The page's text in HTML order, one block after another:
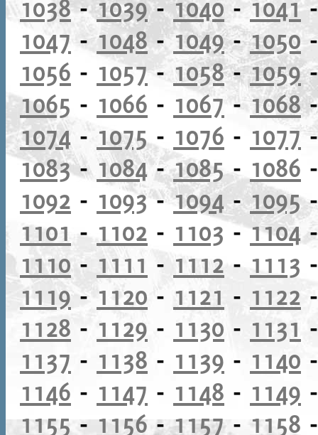
1038-1039-1040 -1041
1047 - 1048-1049-1050
1056 - 1057-1058-1059
1065 - 1066 - 1067-1068
1074 - 1075- 1076 - 1077
1083- 1084-1085- 1086
1092 - 1093-1094-1095
1101 - 1102 - 1103-1104
1110- 1111 - 1112 - 1113
1119-1120 - 1121 - 1122
1128 - 1129 - 1130 - 1131
1137 - 1138 - 1139 - 1140
1146 - 1147 - 1148 - 1149
1155 - 1156 -1157- 1158